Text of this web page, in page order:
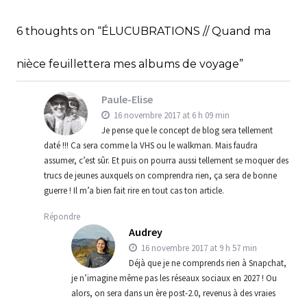
Blog ,Bons plans
6 thoughts on “ÉLUCUBRATIONS // Quand ma
nièce feuillettera mes albums de voyage”
Paule-Elise
16 novembre 2017 at 6 h 09 min
Je pense que le concept de blog sera tellement
daté !!! Ca sera comme la VHS ou le walkman. Mais faudra
assumer, c’est sûr. Et puis on pourra aussi tellement se moquer des
trucs de jeunes auxquels on comprendra rien, ça sera de bonne
guerre ! Il m’a bien fait rire en tout cas ton article.
Répondre
Audrey
16 novembre 2017 at 9 h 57 min
Déjà que je ne comprends rien à Snapchat,
je n’imagine même pas les réseaux sociaux en 2027 ! Ou
alors, on sera dans un ère post-2.0, revenus à des vraies